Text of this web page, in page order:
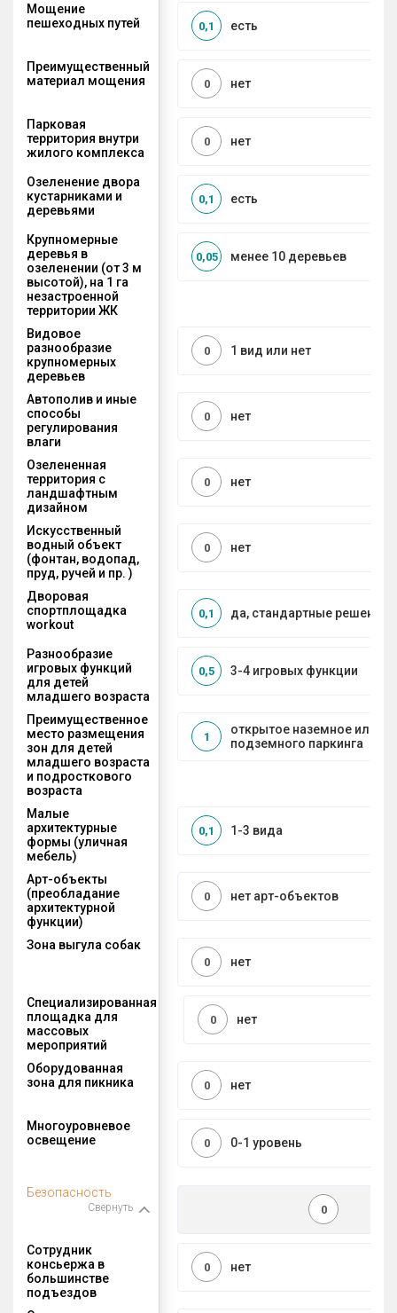
Мощение
пешеходных путей
есть
0,1
Преимущественный
материал мощения
нет
0
Парковая
территория внутри
жилого комплекса
нет
0
Озеленение двора
кустарниками и
деревьями
есть
0,1
Крупномерные
деревья в
озеленении (от 3 м
высотой), на 1 га
незастроенной
территории ЖК
менее 10 деревьев
0,05
Видовое
разнообразие
крупномерных
деревьев
1 вид или нет
0
Автополив и иные
способы
регулирования
влаги
нет
0
Озелененная
территория с
ландшафтным
дизайном
нет
0
Искусственный
водный объект
(фонтан, водопад,
пруд, ручей и пр. )
нет
0
Дворовая
спортплощадка
workout
да, стандартные решения
0,1
Разнообразие
игровых функций
для детей
младшего возраста
3-4 игровых функции
0,5
Преимущественное
место размещения
зон для детей
младшего возраста
и подросткового
возраста
открытое наземное или на
подземного паркинга
1
Малые
архитектурные
формы (уличная
мебель)
1-3 вида
0,1
Арт-объекты
(преобладание
архитектурной
функции)
нет арт-объектов
0
Зона выгула собак
нет
0
Специализированная
площадка для
массовых
мероприятий
нет
0
Оборудованная
зона для пикника
нет
0
Многоуровневое
освещение
0-1 уровень
0
Безопасность
Свернуть 0
Сотрудник
консьержа в
большинстве
подъездов
нет
0